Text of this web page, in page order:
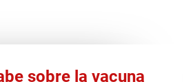
sobre la vacuna